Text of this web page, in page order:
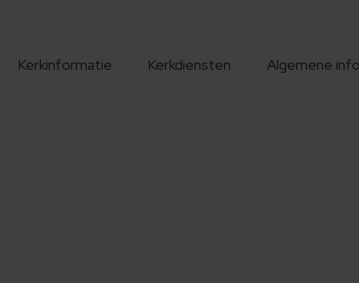
Kerkinformatie Kerkdiensten Algemene